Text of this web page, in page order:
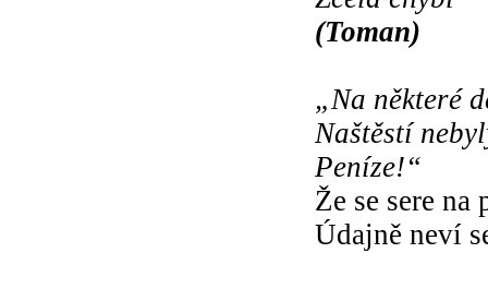
(Toman)
„Na některé
Naštěstí
Peníze!“
Že se sere na
Údajně neví